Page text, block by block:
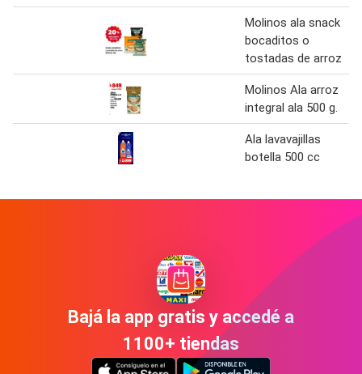
Molinos ala snack
bocaditos o
tostadas de arroz
Molinos Ala arroz
integral ala 500 g.
Ala lavavajillas
botella 500 cc
Bajá la app gratis y accedé a
1100+ tiendas